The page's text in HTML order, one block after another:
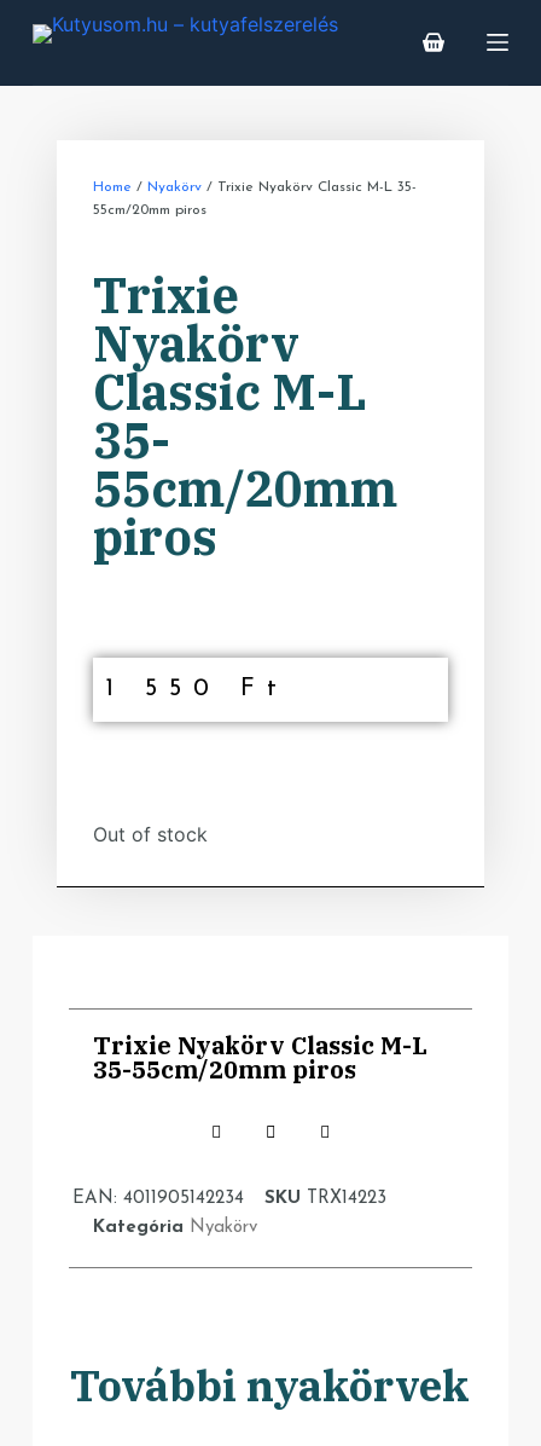
S
i
Home / Nyakörv/ Trixie Nyakörv Classic M-L 35-
55cm/20mm piros
Trixie
Nyakörv
Classic M-L
35-
55cm/20mm
piros
1 550 Ft
Out of stock
Trixie Nyakörv Classic M-L
35-55cm/20mm piros
EAN: 4011905142234 SKU
TRX14223
Kategória Nyakörv
További nyakörvek